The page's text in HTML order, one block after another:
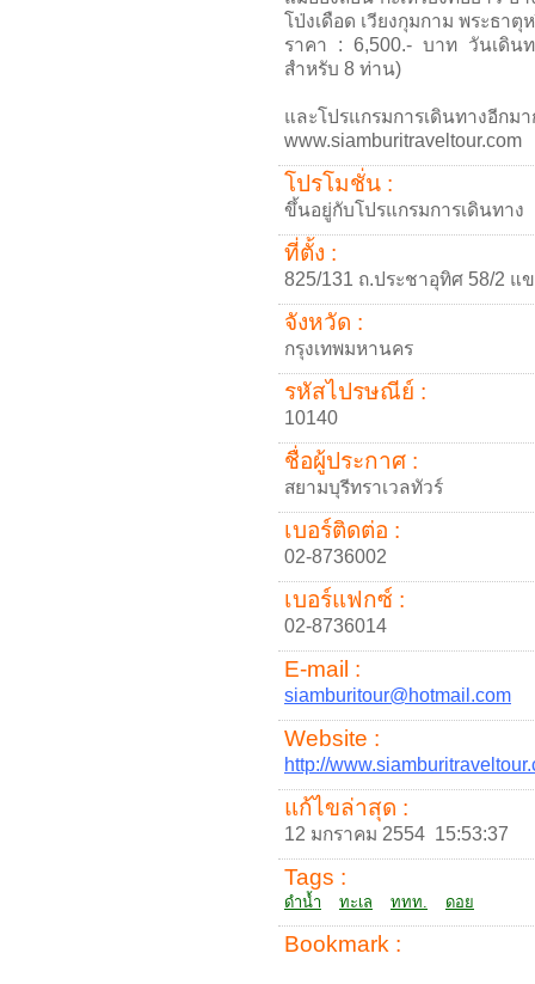
โป่งเดือด เวียงกุมกาม พระธา
ราคา : 6,500.- บาท วันเดินท
สำหรับ 8 ท่าน)
และโปรแกรมการเดินทางอีกม
www.siamburitraveltour.com
โปรโมชั่น :
ขึ้นอยู่กับโปรแกรมการเดินทาง
ที่ตั้ง :
825/131 ถ.ประชาอุทิศ 58/2 แ
จังหวัด :
กรุงเทพมหานคร
รหัสไปรษณีย์ :
10140
ชื่อผู้ประกาศ :
สยามบุรีทราเวลทัวร์
เบอร์ติดต่อ :
02-8736002
เบอร์แฟกซ์ :
02-8736014
E-mail :
siamburitour@hotmail.com
Website :
http://
แก้ไขล่าสุด :
12 มกราคม 2554 15:53:37
Tags :
ดำน้ำ ทะเล ททท. ดอย
Bookmark :